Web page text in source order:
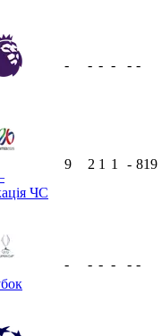
- - - - - -
ЧС
9 2 1 1 - 819
- - - - - -